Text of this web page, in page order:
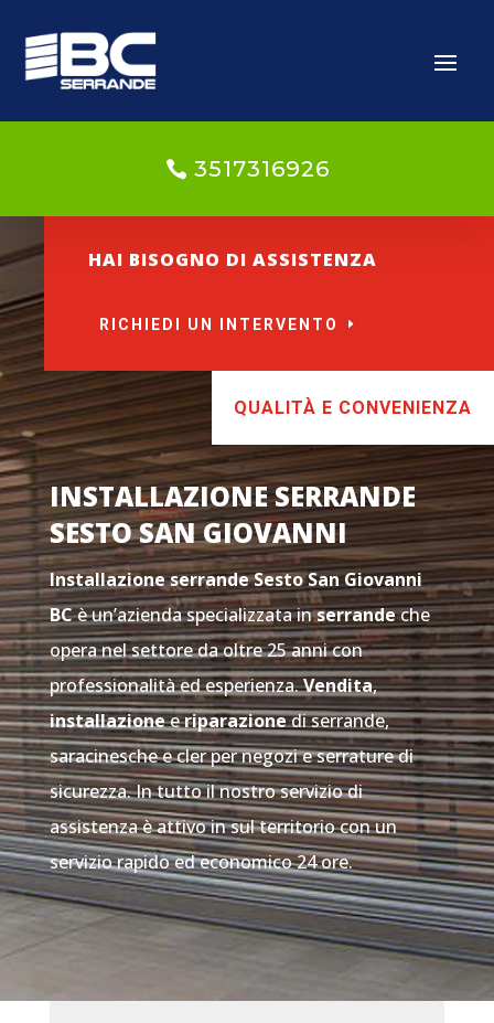
3517316926
HAI BISOGNO DI ASSISTENZA
RICHIEDI UN INTERVENTO
QUALITÀ E CONVENIENZA
INSTALLAZIONE SERRANDE
SESTO SAN GIOVANNI
Installazione serrande Sesto San Giovanni
BCè un’azienda specializzata inserrandeche
opera nel settore da oltre 25 anni con
professionalità ed esperienza.Vendita,
installazioneeriparazionedi serrande,
saracinesche e cler per negozi e serrature di
sicurezza. In tutto il nostro servizio di
assistenza è attivo in sul territorio con un
servizio rapido ed economico 24 ore.